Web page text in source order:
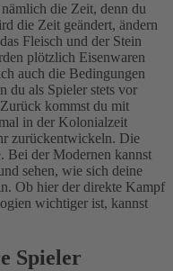
die Zeit, denn du
die Zeit geändert, ändern
Fleisch und der Stein
plötzlich Eisenwaren
auch die Bedingungen
du als Spieler stets vor
kommst du mit
in der Kolonialzeit
zurückentwickeln. Die
Bei der Modernen kannst
sehen, wie sich deine
Ob hier der direkte Kampf
wichtiger ist, kannst
Spieler